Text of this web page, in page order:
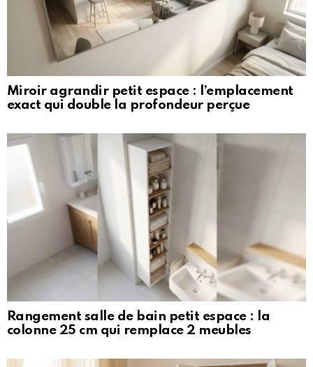
Miroir agrandir petit espace : l’emplacement
exact qui double la profondeur perçue
Rangement salle de bain petit espace : la
colonne 25 cm qui remplace 2 meubles